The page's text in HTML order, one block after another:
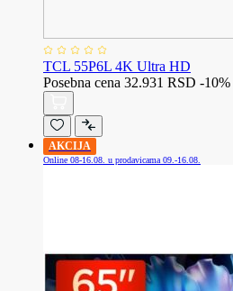
TCL 55P6L 4K Ultra HD
Posebna cena 32.931 RSD -10%
AKCIJA
Online 08-16.08. u prodavicama 09.-16.08.